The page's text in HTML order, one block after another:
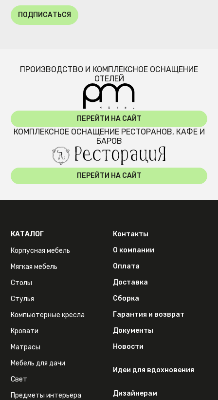
ПОДПИСАТЬСЯ
ПРОИЗВОДСТВО И КОМПЛЕКСНОЕ ОСНАЩЕНИЕ
ОТЕЛЕЙ
ПЕРЕЙТИ НА САЙТ
КОМПЛЕКСНОЕ ОСНАЩЕНИЕ РЕСТОРАНОВ, КАФЕ И
БАРОВ
ПЕРЕЙТИ НА САЙТ
КАТАЛОГ
Корпусная мебель
Мягкая мебель
Столы
Стулья
Компьютерные кресла
Кровати
Матрасы
Мебель для дачи
Свет
Предметы интерьера
Контакты
О компании
Оплата
Доставка
Сборка
Гарантия и возврат
Документы
Новости
Идеи для вдохновения
Дизайнерам